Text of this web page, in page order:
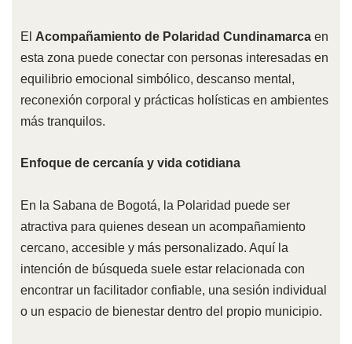
El Acompañamiento de Polaridad Cundinamarcaen
esta zona puede conectar con personas interesadas en
equilibrio emocional simbólico, descanso mental,
reconexión corporal y prácticas holísticas en ambientes
más tranquilos.
Enfoque de cercanía y vida cotidiana
En la Sabana de Bogotá, la Polaridad puede ser
atractiva para quienes desean un acompañamiento
cercano, accesible y más personalizado. Aquí la
intención de búsqueda suele estar relacionada con
encontrar un facilitador confiable, una sesión individual
o un espacio de bienestar dentro del propio municipio.